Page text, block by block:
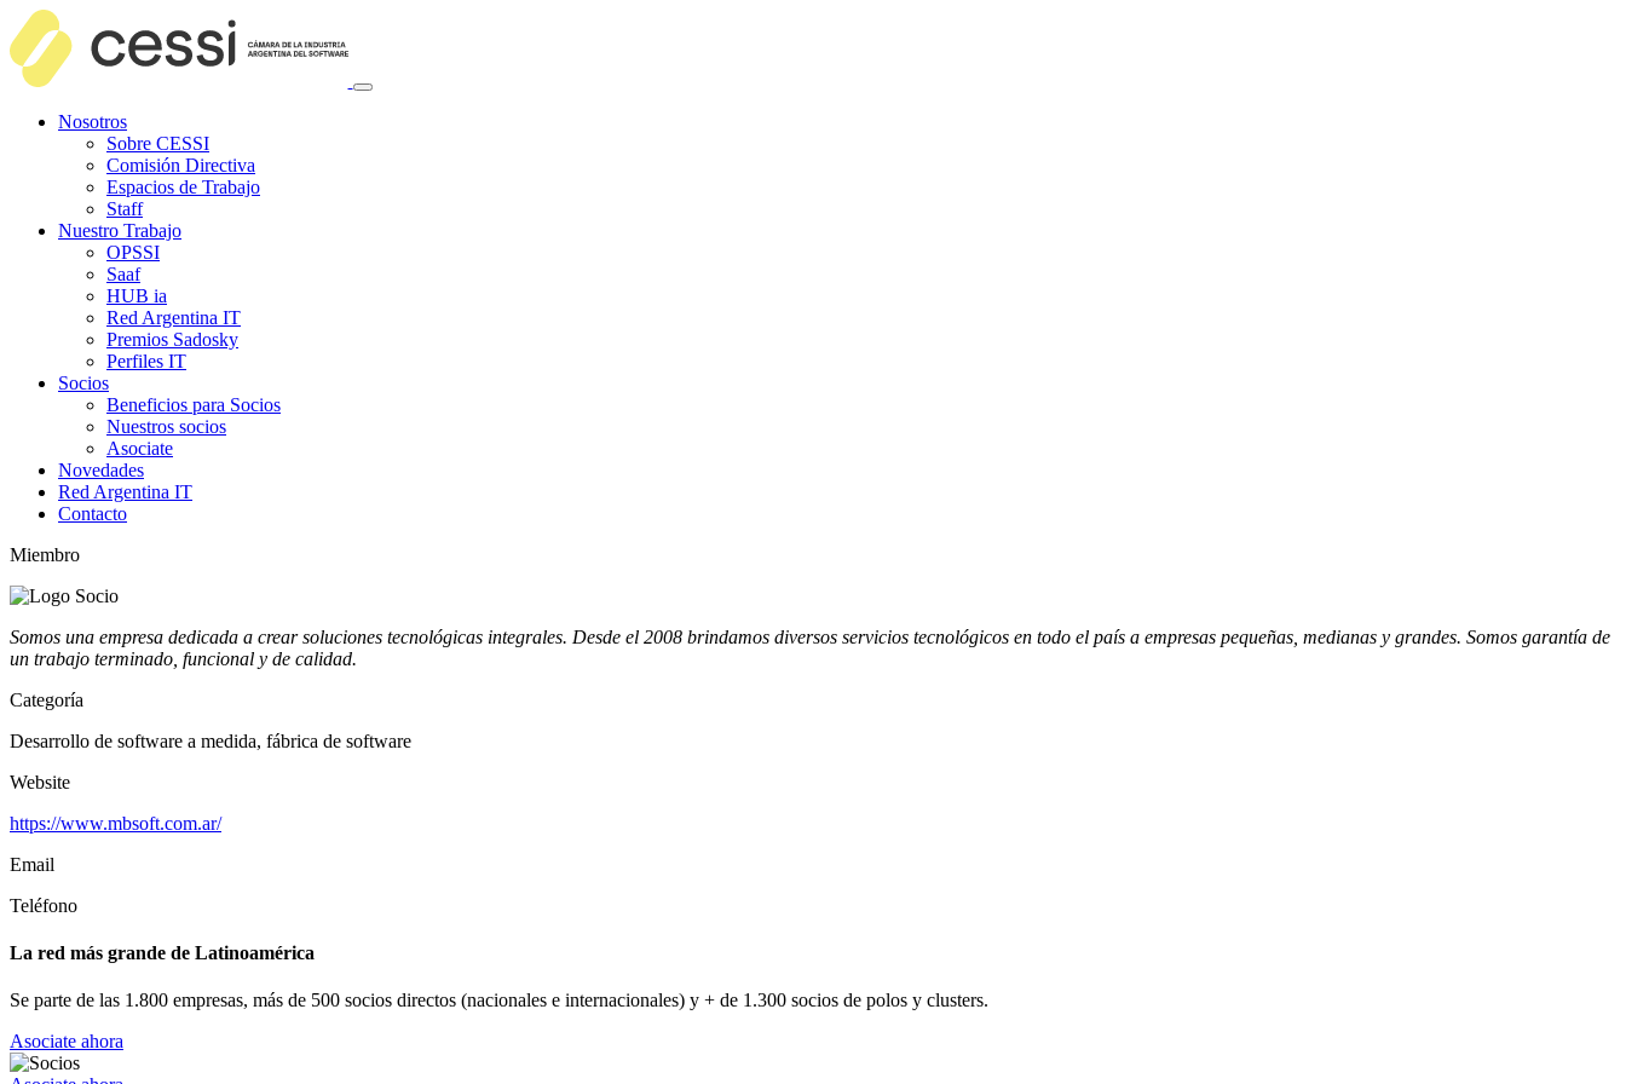
Nosotros
Sobre CESSI
Comisión Directiva
Espacios de Trabajo
Staff
Nuestro Trabajo
OPSSI
Saaf
HUB ia
Red Argentina IT
Premios Sadosky
Perfiles IT
Socios
Beneficios para Socios
Nuestros socios
Asociate
Novedades
Red Argentina IT
Contacto
Miembro
Somos una empresa dedicada a crear soluciones tecnológicas integrales. Desde el 2008 brindamos diversos servicios tecnológicos en todo el país a empresas pequeñas, medianas y grandes. Somos garantía de
un trabajo terminado, funcional y de calidad.
Categoría
Desarrollo de software a medida, fábrica de software
Website
https://www.mbsoft.com.ar/
Email
Teléfono
La red más grande de Latinoamérica
Se parte de las 1.800 empresas, más de 500 socios directos (nacionales e internacionales) y + de 1.300 socios de polos y clusters.
Asociate ahora